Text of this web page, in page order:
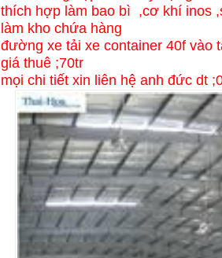
thích hợp làm bao bì ,cơ khí inos
làm kho chứa hàng
đường xe tải xe container 40f vào
giá thuê ;70tr
mọi chi tiết xin liên hệ anh đức dt